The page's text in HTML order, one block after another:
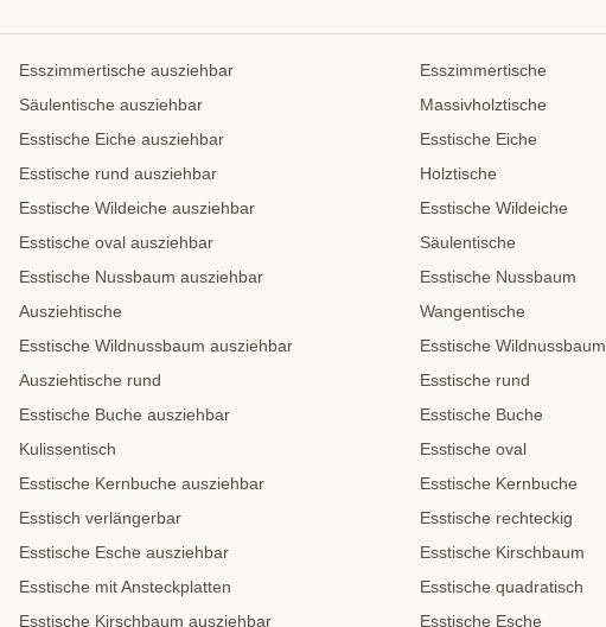
Esszimmertische ausziehbar
Säulentische ausziehbar
Esstische Eiche ausziehbar
Esstische rund ausziehbar
Esstische Wildeiche ausziehbar
Esstische oval ausziehbar
Esstische Nussbaum ausziehbar
Ausziehtische
Esstische Wildnussbaum ausziehbar
Ausziehtische rund
Esstische Buche ausziehbar
Kulissentisch
Esstische Kernbuche ausziehbar
Esstisch verlängerbar
Esstische Esche ausziehbar
Esstische mit Ansteckplatten
Esstische Kirschbaum ausziehbar
Esszimmertische
Massivholztische
Esstische Eiche
Holztische
Esstische Wildeiche
Säulentische
Esstische Nussbaum
Wangentische
Esstische Wildnussbaum
Esstische rund
Esstische Buche
Esstische oval
Esstische Kernbuche
Esstische rechteckig
Esstische Kirschbaum
Esstische quadratisch
Esstische Esche